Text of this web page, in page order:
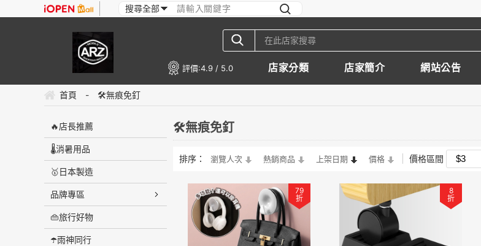
評價:4.9 / 5.0 店家分類 店家簡介 網站公告
首頁 - 🛠️無痕免釘
🔥店長推薦
🌡️消暑用品
🥇日本製造
品牌專區
👜旅行好物
☂️雨神同行
🛠️無痕免釘
排序： 瀏覽人次 熱銷商品 上架日期 價格 價格區間
79
折
8
折